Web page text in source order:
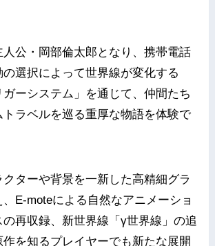
公・岡部倫太郎となり、携帯電話
選択によって世界線が変化する
ガーシステム」を通じて、仲間たち
ラベルを巡る重厚な物語を体験で
ターや背景を一新した高精細グラ
E-moteによる自然なアニメーショ
再収録、新世界線「γ世界線」の追
を知るプレイヤーでも新たな展開